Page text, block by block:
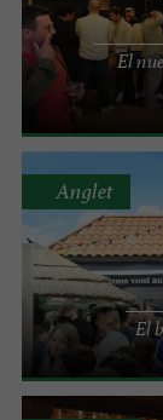
El
El
Anglet